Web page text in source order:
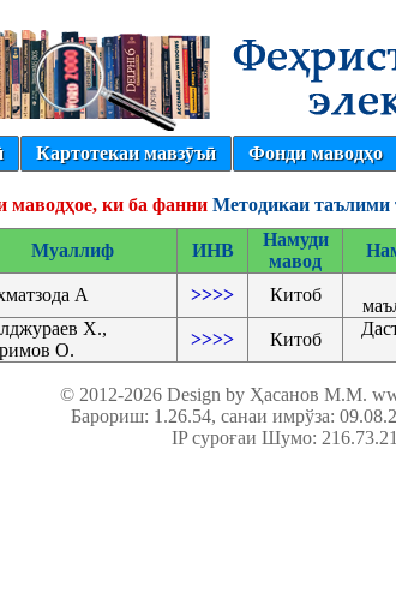
Картотекаи мавзӯъӣ Фонди маводҳо
маводҳое, ки ба фанни Методикаи таълими
Муаллиф ИНВ
Намуди
мавод
А >>>> Китоб
Х.,
О.
>>>> Китоб
© 2012-2026 Design by Ҳасанов М.М.
Барориш: 1.26.54, санаи имрўза:
IP суроғаи Шумо: